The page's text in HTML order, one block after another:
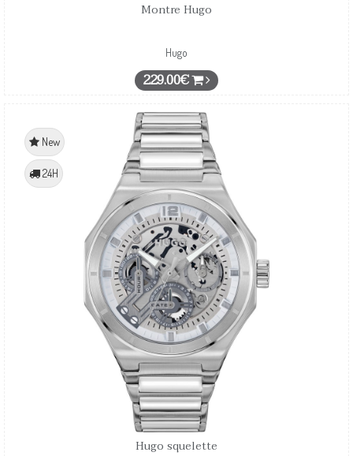
Montre Hugo
Hugo
229.00€
New
24H
Hugo squelette